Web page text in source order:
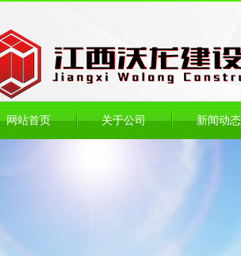
网站首页 关于公司 新闻动态